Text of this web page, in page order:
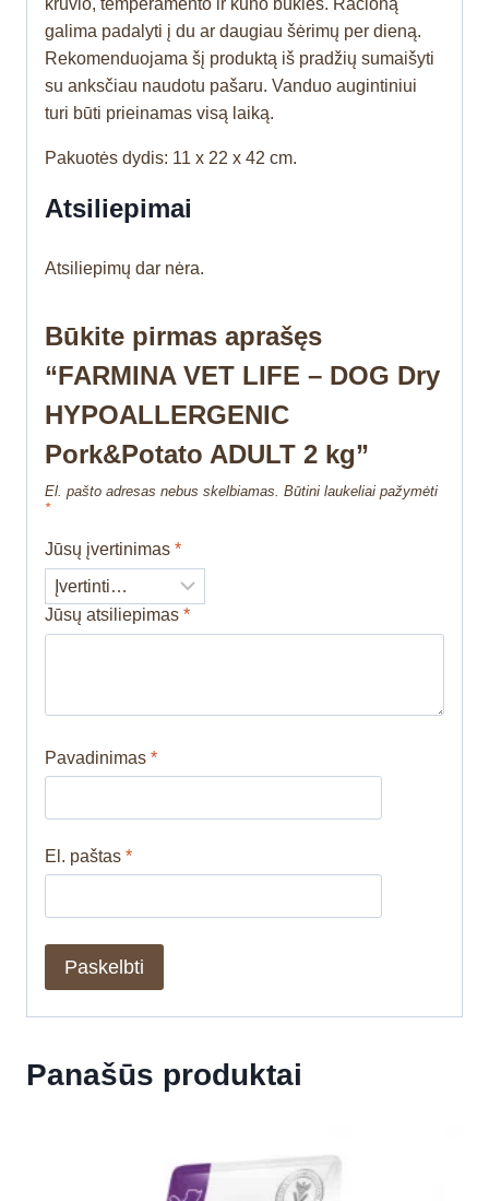
krūvio, temperamento ir kūno būklės. Racioną
galima padalyti į du ar daugiau šėrimų per dieną.
Rekomenduojama šį produktą iš pradžių sumaišyti
su anksčiau naudotu pašaru. Vanduo augintiniui
turi būti prieinamas visą laiką.
Pakuotės dydis: 11 x 22 x 42 cm.
Atsiliepimai
Atsiliepimų dar nėra.
Būkite pirmas aprašęs
“FARMINA VET LIFE – DOG Dry
HYPOALLERGENIC
Pork&Potato ADULT 2 kg”
El. pašto adresas nebus skelbiamas. Būtini laukeliai pažymėti
*
Jūsų įvertinimas *
Jūsų atsiliepimas *
Pavadinimas *
El. paštas *
Panašūs produktai